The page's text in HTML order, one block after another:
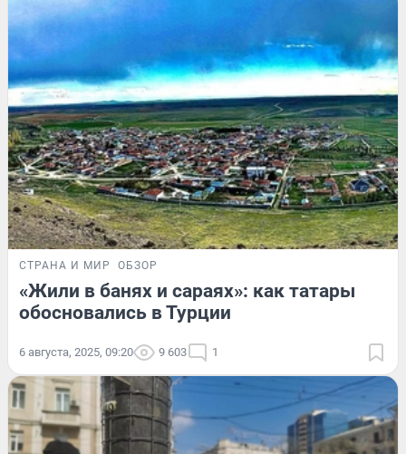
СТРАНА И МИР ОБЗОР
«Жили в банях и сараях»: как татары
обосновались в Турции
6 августа, 2025, 09:20 9 603 1